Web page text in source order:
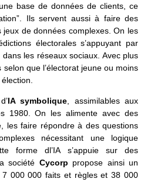
base de données de clients, ce
Ils servent aussi à faire des
jeux de données complexes. On les
électorales s’appuyant par
les réseaux sociaux. Avec plus
que l’électorat jeune ou moins
IA symbolique , assimilables aux
1980. On les alimente avec des
les faire répondre à des questions
nécessitant une logique
forme dl’IA s’appuie sur des
société Cycorp propose ainsi un
000 000 faits et règles et 38 000